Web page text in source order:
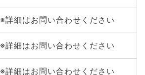
※詳細はお問い合わせください
※詳細はお問い合わせください
※詳細はお問い合わせください